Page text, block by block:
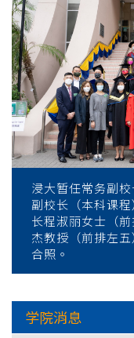
浸大暂任常务副
副校长（本科课
长程淑丽女士（
杰教授（前排左
合照。
学院消息